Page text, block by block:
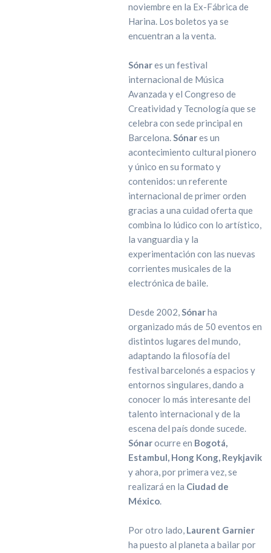
noviembre en la Ex-Fábrica de
Harina. Los boletos ya se
encuentran a la venta.
Sónares un festival
internacional de Música
Avanzada y el Congreso de
Creatividad y Tecnología que se
celebra con sede principal en
Barcelona.Sónares un
acontecimiento cultural pionero
y único en su formato y
contenidos: un referente
internacional de primer orden
gracias a una cuidad oferta que
combina lo lúdico con lo artístico,
la vanguardia y la
experimentación con las nuevas
corrientes musicales de la
electrónica de baile.
Desde 2002,Sónarha
organizado más de 50 eventos en
distintos lugares del mundo,
adaptando la filosofía del
festival barcelonés a espacios y
entornos singulares, dando a
conocer lo más interesante del
talento internacional y de la
escena del país donde sucede.
Sónarocurre en Bogotá,
Estambul, Hong Kong, Reykjavik
y ahora, por primera vez, se
realizará en la Ciudad de
México.
Por otro lado, Laurent Garnier
ha puesto al planeta a bailar por